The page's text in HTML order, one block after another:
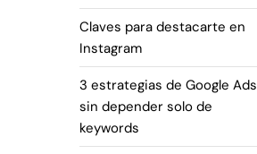
Claves para destacarte en
Instagram
3 estrategias de Google Ads
sin depender solo de
keywords